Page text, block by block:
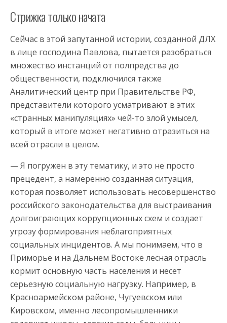
Стрижка только начата
Сейчас в этой запутанной истории, созданной ДЛХ
в лице господина Павлова, пытается разобраться
множество инстанций от полпредства до
общественности, подключился также
Аналитический центр при Правительстве РФ,
представители которого усматривают в этих
«странных манипуляциях» чей-то злой умысел,
который в итоге может негативно отразиться на
всей отрасли в целом.
— Я погружен в эту тематику, и это не просто
прецедент, а намеренно созданная ситуация,
которая позволяет использовать несовершенство
российского законодательства для выстраивания
долгоиграющих коррупционных схем и создает
угрозу формирования неблагоприятных
социальных инцидентов. А мы понимаем, что в
Приморье и на Дальнем Востоке лесная отрасль
кормит основную часть населения и несет
серьезную социальную нагрузку. Например, в
Красноармейском районе, Чугуевском или
Кировском, именно лесопромышленники